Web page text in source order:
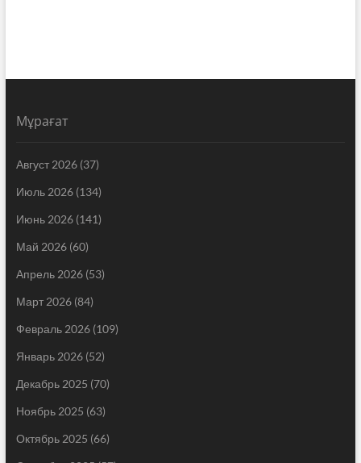
Мұрағат
Август 2026(37)
Июль 2026(134)
Июнь 2026(141)
Май 2026(60)
Апрель 2026(53)
Март 2026(84)
Февраль 2026(109)
Январь 2026(52)
Декабрь 2025 (70)
Ноябрь 2025 (63)
Октябрь 2025 (66)